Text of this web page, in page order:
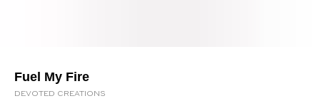
Fuel My Fire
DEVOTED CREATIONS